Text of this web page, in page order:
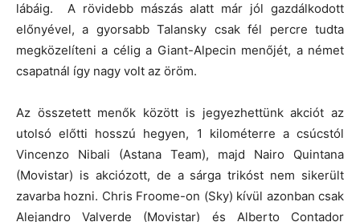
lábáig. A rövidebb mászás alatt már jól gazdálkodott
előnyével, a gyorsabb Talansky csak fél percre tudta
megközelíteni a célig a Giant-Alpecin menőjét, a német
csapatnál így nagy volt az öröm.
Az összetett menők között is jegyezhettünk akciót az
utolsó előtti hosszú hegyen, 1 kilométerre a csúcstól
Vincenzo Nibali (Astana Team), majd Nairo Quintana
(Movistar) is akciózott, de a sárga trikóst nem sikerült
zavarba hozni. Chris Froome-on (Sky) kívül azonban csak
Alejandro Valverde (Movistar) és Alberto Contador